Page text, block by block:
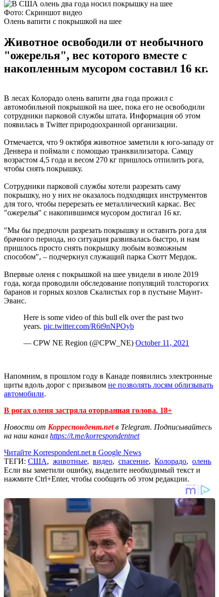
Фото: Скриншот видео
Олень вапити с покрышкой на шее
Животное освободили от необычного
"ожерелья", вес которого вместе с
накопленным мусором составил 16 кг.
В лесах Колорадо олень вапити два года прожил с
автомобильной покрышкой на шее, пока его не освободили
сотрудники парковой службы штата. Информация об этом
появилась в Twitter природоохранной организации.
Отмечается, что 9 октября животное заметили к юго-западу от
Денвера и поймали с помощью транквилизатора. Самцу
возрастом 4,5 года и весом 270 кг пришлось отпилить рога,
чтобы снять покрышку.
Сотрудники парковой службы хотели разрезать саму
покрышку, но у них не оказалось подходящих инструментов
для того, чтобы перерезать ее металлический каркас. Вес
"ожерелья" с накопившимся мусором достигал 16 кг.
"Мы бы предпочли разрезать покрышку и оставить рога для
брачного периода, но ситуация развивалась быстро, и нам
пришлось просто снять покрышку любым возможным
способом", – подчеркнул служащий парка Скотт Мердок.
Впервые оленя с покрышкой на шее увидели в июле 2019
года, когда проводили обследование популяций толсторогих
баранов и горных козлов Скалистых гор в пустыне Маунт-
Эванс.
Here is some video of this bull elk over the past two
years. pic.twitter.com/R6t9nNPOyb
— CPW NE Region (@CPW_NE) October 11, 2021
Напомним, в прошлом году в Канаде появились электронные
щиты вдоль дорог с призывом не позволять лосям облизывать
автомобили.
В рогах оленя застряла оторванная голова. 18+
Новости от Корреспондент.netв Telegram. Подписывайтесь
на наш канал https://t.me/korrespondentnet
Читайте Korrespondent.net в Google News
ТЕГИ: США, животные, видео, спасение, Колорадо, олень
Если вы заметили ошибку, выделите необходимый текст и
нажмите Ctrl+Enter, чтобы сообщить об этом редакции.